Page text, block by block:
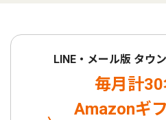
LINE・メール版 タウ
毎月計
Amazonギ